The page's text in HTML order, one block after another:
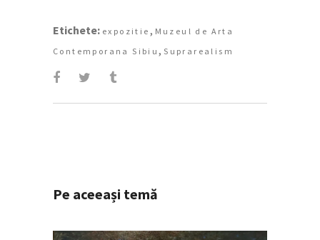
Etichete: expozitie , Muzeul de Arta
Contemporana Sibiu,Suprarealism
Pe aceeași temă